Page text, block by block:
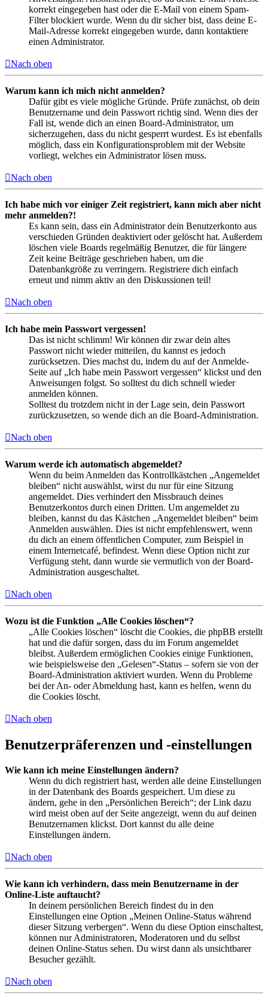
korrekt eingegeben hast oder die E-Mail von einem Spam-
Filter blockiert wurde. Wenn du dir sicher bist, dass deine E-
Mail-Adresse korrekt eingegeben wurde, dann kontaktiere
einen Administrator.
Nach oben
Warum kann ich mich nicht anmelden?
Dafür gibt es viele mögliche Gründe. Prüfe zunächst, ob dein
Benutzername und dein Passwort richtig sind. Wenn dies der
Fall ist, wende dich an einen Board-Administrator, um
sicherzugehen, dass du nicht gesperrt wurdest. Es ist ebenfalls
möglich, dass ein Konfigurationsproblem mit der Website
vorliegt, welches ein Administrator lösen muss.
Nach oben
Ich habe mich vor einiger Zeit registriert, kann mich aber nicht
mehr anmelden?!
Es kann sein, dass ein Administrator dein Benutzerkonto aus
verschieden Gründen deaktiviert oder gelöscht hat. Außerdem
löschen viele Boards regelmäßig Benutzer, die für längere
Zeit keine Beiträge geschrieben haben, um die
Datenbankgröße zu verringern. Registriere dich einfach
erneut und nimm aktiv an den Diskussionen teil!
Nach oben
Ich habe mein Passwort vergessen!
Das ist nicht schlimm! Wir können dir zwar dein altes
Passwort nicht wieder mitteilen, du kannst es jedoch
zurücksetzen. Dies machst du, indem du auf der Anmelde-
Seite auf „Ich habe mein Passwort vergessen“ klickst und den
Anweisungen folgst. So solltest du dich schnell wieder
anmelden können.
Solltest du trotzdem nicht in der Lage sein, dein Passwort
zurückzusetzen, so wende dich an die Board-Administration.
Nach oben
Warum werde ich automatisch abgemeldet?
Wenn du beim Anmelden das Kontrollkästchen „Angemeldet
bleiben“ nicht auswählst, wirst du nur für eine Sitzung
angemeldet. Dies verhindert den Missbrauch deines
Benutzerkontos durch einen Dritten. Um angemeldet zu
bleiben, kannst du das Kästchen „Angemeldet bleiben“ beim
Anmelden auswählen. Dies ist nicht empfehlenswert, wenn
du dich an einem öffentlichen Computer, zum Beispiel in
einem Internetcafé, befindest. Wenn diese Option nicht zur
Verfügung steht, dann wurde sie vermutlich von der Board-
Administration ausgeschaltet.
Nach oben
Wozu ist die Funktion „Alle Cookies löschen“?
„Alle Cookies löschen“ löscht die Cookies, die phpBB erstellt
hat und die dafür sorgen, dass du im Forum angemeldet
bleibst. Außerdem ermöglichen Cookies einige Funktionen,
wie beispielsweise den „Gelesen“-Status – sofern sie von der
Board-Administration aktiviert wurden. Wenn du Probleme
bei der An- oder Abmeldung hast, kann es helfen, wenn du
die Cookies löscht.
Nach oben
Benutzerpräferenzen und -einstellungen
Wie kann ich meine Einstellungen ändern?
Wenn du dich registriert hast, werden alle deine Einstellungen
in der Datenbank des Boards gespeichert. Um diese zu
ändern, gehe in den „Persönlichen Bereich“; der Link dazu
wird meist oben auf der Seite angezeigt, wenn du auf deinen
Benutzernamen klickst. Dort kannst du alle deine
Einstellungen ändern.
Nach oben
Wie kann ich verhindern, dass mein Benutzername in der
Online-Liste auftaucht?
In deinem persönlichen Bereich findest du in den
Einstellungen eine Option „Meinen Online-Status während
dieser Sitzung verbergen“. Wenn du diese Option einschaltest,
können nur Administratoren, Moderatoren und du selbst
deinen Online-Status sehen. Du wirst dann als unsichtbarer
Besucher gezählt.
Nach oben